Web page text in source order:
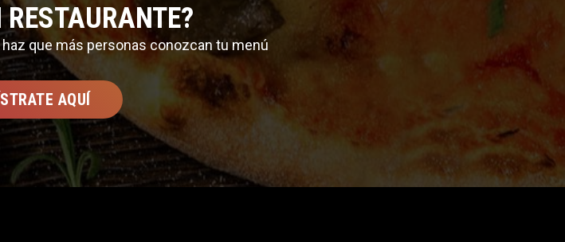
que más personas conozcan tu menú
AQUÍ